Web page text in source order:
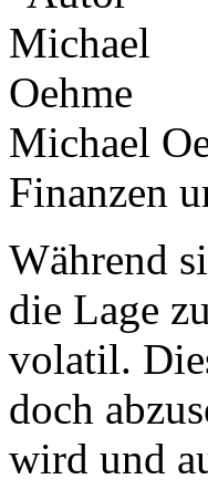
Michael
Finanzen
Während
die Lage
volatil.
doch
wird und